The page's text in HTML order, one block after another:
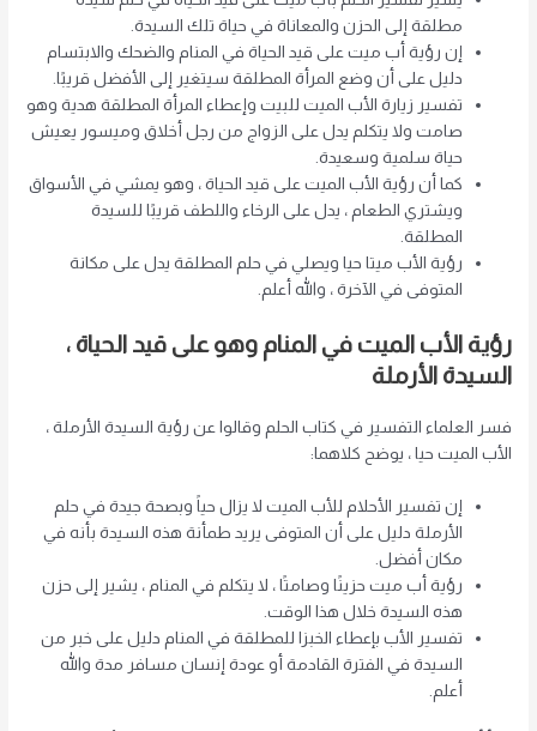
مطلقة إلى الحزن والمعاناة في حياة تلك السيدة.
إن رؤية أب ميت على قيد الحياة في المنام والضحك والابتسام
دليل على أن وضع المرأة المطلقة سيتغير إلى الأفضل قريبًا.
تفسير زيارة الأب الميت للبيت وإعطاء المرأة المطلقة هدية وهو
صامت ولا يتكلم يدل على الزواج من رجل أخلاق وميسور يعيش
حياة سلمية وسعيدة.
كما أن رؤية الأب الميت على قيد الحياة ، وهو يمشي في الأسواق
ويشتري الطعام ، يدل على الرخاء واللطف قريبًا للسيدة
المطلقة.
رؤية الأب ميتا حيا ويصلي في حلم المطلقة يدل على مكانة
المتوفى في الآخرة ، والله أعلم.
رؤية الأب الميت في المنام وهو على قيد الحياة ،
السيدة الأرملة
فسر العلماء التفسير في كتاب الحلم وقالوا عن رؤية السيدة الأرملة ،
الأب الميت حيا ، يوضح كلاهما:
إن تفسير الأحلام للأب الميت لا يزال حياً وبصحة جيدة في حلم
الأرملة دليل على أن المتوفى يريد طمأنة هذه السيدة بأنه في
مكان أفضل.
رؤية أب ميت حزينًا وصامتًا ، لا يتكلم في المنام ، يشير إلى حزن
هذه السيدة خلال هذا الوقت.
تفسير الأب بإعطاء الخبزا للمطلقة في المنام دليل على خبر من
السيدة في الفترة القادمة أو عودة إنسان مسافر مدة والله
أعلم.